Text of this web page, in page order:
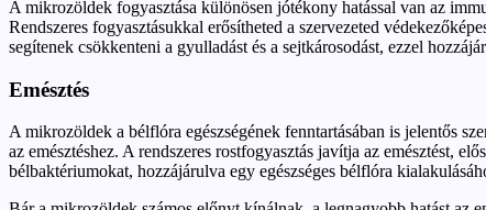
A mikrozöldek fogyasztása különösen jótékony hatással van az
Rendszeres fogyasztásukkal erősítheted a szervezeted
segítenek csökkenteni a gyulladást és a sejtkárosodást, ezzel
Emésztés
A mikrozöldek a bélflóra egészségének fenntartásában is jelentős
az emésztéshez. A rendszeres rostfogyasztás javítja az emésztést,
bélbaktériumokat, hozzájárulva egy egészséges bélflóra